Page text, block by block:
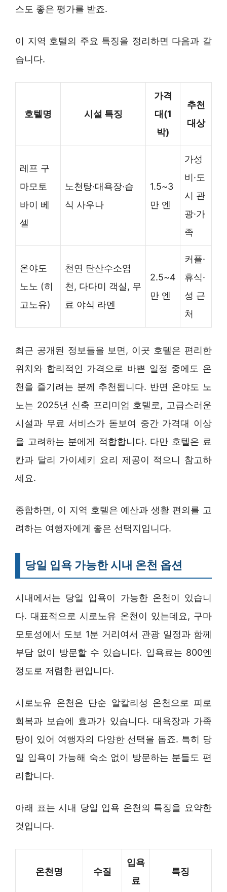
스도 좋은 평가를 받죠.
이 지역 호텔의 주요 특징을 정리하면 다음과 같
습니다.
호텔명 시설 특징
가격
대(1
박)
추천
대상
레프 구
마모토
바이 베
셀
노천탕·대욕장·습
식 사우나
1.5~3
만 엔
가성
비·도
시 관
광·가
족
온야도
노노 (히
고노유)
천연 탄산수소염
천, 다다미 객실, 무
료 야식 라멘
2.5~4
만 엔
커플·
휴식·
성 근
처
최근 공개된 정보들을 보면, 이곳 호텔은 편리한
위치와 합리적인 가격으로 바쁜 일정 중에도 온
천을 즐기려는 분께 추천됩니다. 반면 온야도 노
노는 2025년 신축 프리미엄 호텔로, 고급스러운
시설과 무료 서비스가 돋보여 중간 가격대 이상
을 고려하는 분에게 적합합니다. 다만 호텔은 료
칸과 달리 가이세키 요리 제공이 적으니 참고하
세요.
종합하면, 이 지역 호텔은 예산과 생활 편의를 고
려하는 여행자에게 좋은 선택지입니다.
당일 입욕 가능한 시내 온천 옵션
시내에서는 당일 입욕이 가능한 온천이 있습니
다. 대표적으로 시로노유 온천이 있는데요, 구마
모토성에서 도보 1분 거리여서 관광 일정과 함께
부담 없이 방문할 수 있습니다. 입욕료는 800엔
정도로 저렴한 편입니다.
시로노유 온천은 단순 알칼리성 온천으로 피로
회복과 보습에 효과가 있습니다. 대욕장과 가족
탕이 있어 여행자의 다양한 선택을 돕죠. 특히 당
일 입욕이 가능해 숙소 없이 방문하는 분들도 편
리합니다.
아래 표는 시내 당일 입욕 온천의 특징을 요약한
것입니다.
온천명 수질
입욕
료
특징